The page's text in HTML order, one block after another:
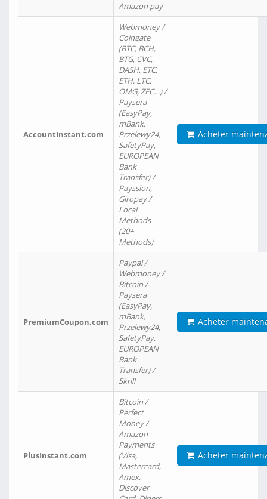
Amazon pay
AccountInstant.com
Webmoney /
Coingate
(BTC, BCH,
BTG, CVC,
DASH, ETC,
ETH, LTC,
OMG, ZEC…) /
Paysera
(EasyPay,
mBank,
Przelewy24,
SafetyPay,
EUROPEAN
Bank
Transfer) /
Payssion,
Giropay /
Local
Methods
(20+
Methods)
Acheter
PremiumCoupon.com
Paypal /
Webmoney /
Bitcoin /
Paysera
(EasyPay,
mBank,
Przelewy24,
SafetyPay,
EUROPEAN
Bank
Transfer) /
Skrill
Acheter
PlusInstant.com
Bitcoin /
Perfect
Money /
Amazon
Payments
(Visa,
Mastercard,
Amex,
Discover
Acheter